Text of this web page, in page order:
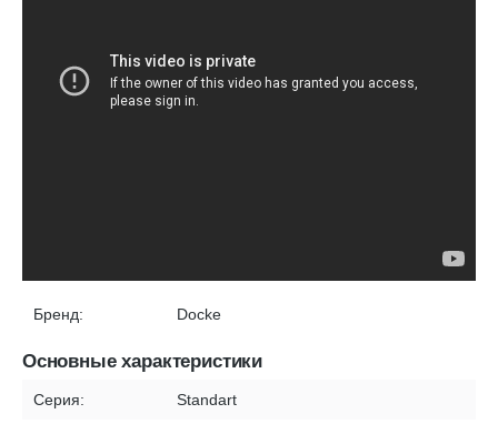
Бренд: Docke
Основные характеристики
Серия: Standart